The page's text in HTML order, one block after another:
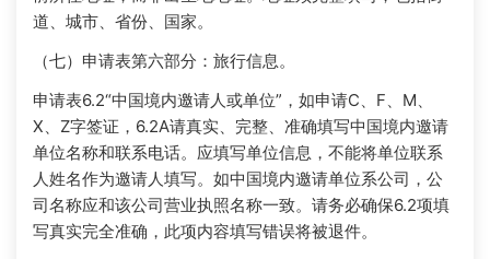
道、城市、省份、国家。
（七）申请表第六部分：旅行信息。
申请表6.2“中国境内邀请人或单位”，如申请C、F、M、
X、Z字签证，6.2A请真实、完整、准确填写中国境内邀请
单位名称和联系电话。应填写单位信息，不能将单位联系
人姓名作为邀请人填写。如中国境内邀请单位系公司，公
司名称应和该公司营业执照名称一致。请务必确保6.2项填
写真实完全准确，此项内容填写错误将被退件。